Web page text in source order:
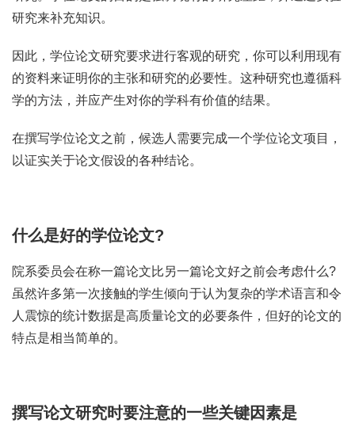
研究来补充知识。
因此，学位论文研究要求进行客观的研究，你可以利用现有
的资料来证明你的主张和研究的必要性。这种研究也遵循科
学的方法，并应产生对你的学科有价值的结果。
在撰写学位论文之前，候选人需要完成一个学位论文项目，
以证实关于论文假设的各种结论。
什么是好的学位论文?
院系委员会在称一篇论文比另一篇论文好之前会考虑什么?
虽然许多第一次接触的学生倾向于认为复杂的学术语言和令
人震惊的统计数据是高质量论文的必要条件，但好的论文的
特点是相当简单的。
撰写论文研究时要注意的一些关键因素是